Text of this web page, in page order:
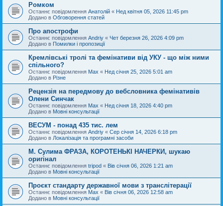
Ромком
Останнє повідомлення Анатолій « Нед квітня 05, 2026 11:45 pm
Додано в Обговорення статей
Про апострофи
Останнє повідомлення Andriy « Чет березня 26, 2026 4:09 pm
Додано в Помилки і пропозиції
Кремлівські тролі та фемінативи від УКУ - що між ними
спільного?
Останнє повідомлення Max « Нед січня 25, 2026 5:01 am
Додано в Різне
Рецензія на передмову до вебсловника фемінативів
Олени Синчак
Останнє повідомлення Max « Нед січня 18, 2026 4:40 pm
Додано в Мовні консультації
ВЕСУМ - понад 435 тис. лем
Останнє повідомлення Andriy « Сер січня 14, 2026 6:18 pm
Додано в Локалізація та програмні засоби
М. Сулима ФРАЗА, КОРОТЕНЬКІ НАЧЕРКИ, шукаю
оригінал
Останнє повідомлення tripod « Вів січня 06, 2026 1:21 am
Додано в Мовні консультації
Проєкт стандарту державної мови з транслітерації
Останнє повідомлення Max « Вів січня 06, 2026 12:58 am
Додано в Мовні консультації